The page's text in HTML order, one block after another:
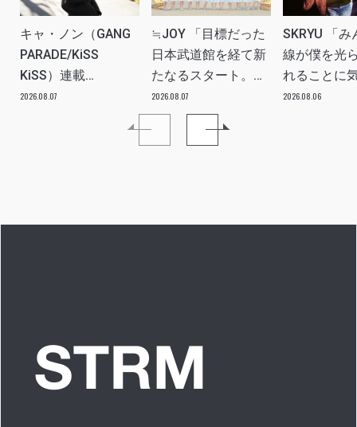
キャ・ノン（GANG
PARADE/KiSS
KiSS）連載
vol.113「読者からの
質問”のんちゃんはラ
2026.08.07
≒JOY 「目標だった
日本武道館を経て新
たなるスタート。
≒JOYにしかない魅
力を磨いていきた
2026.08.07
SKRYU 「み
線が僕を光
れることに
た」
2026.08.06